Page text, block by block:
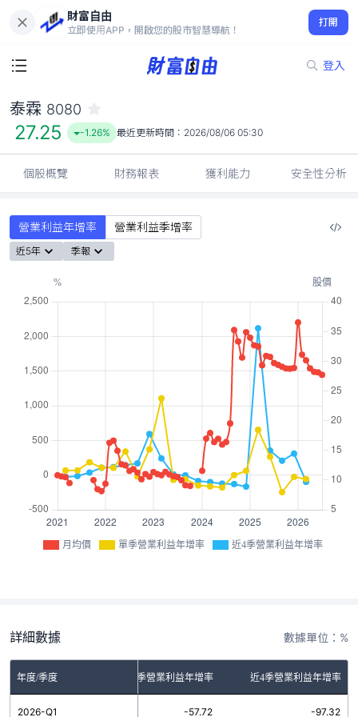
財富自由
立即使用APP，開啟您的股市智慧導航！
打開
登入
27.25
-1.26%
泰霖 8080
27.25 -1.26% 最近更新時間： 2026/08/06 05:30
個股概覽 財務報表 獲利能力 安全性分析
營業利益年增率 營業利益季增率
近5年 季報
月均價 單季營業利益年增率 近4季營業利益年增率
詳細數據 數據單位：%
年度/季度 單季營業利益年增率 近4季營業利益年增率
2026-Q1 -57.72 -97.32